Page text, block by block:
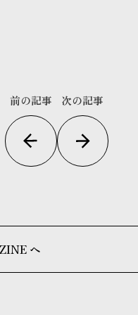
前の記事 次の記事
へ